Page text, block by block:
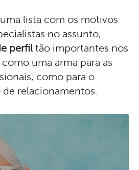
lista com os motivos
no assunto,
perfiltão importantes nos
uma arma para as
como para o
relacionamentos.